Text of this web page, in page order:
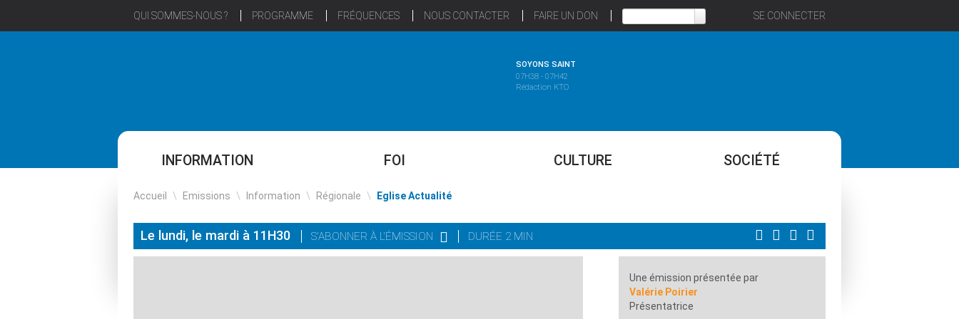
QUI SOMMES-NOUS ? PROGRAMME FRÉQUENCES NOUS CONTACTER FAIRE UN DON SE CONNECTER
SOYONS SAINT
07H38 - 07H42
Rédaction KTO
INFORMATION FOI CULTURE SOCIÉTÉ
Accueil \ Emissions \ Information \ Régionale \ Eglise Actualité
Le lundi, le mardi à 11H30 S'ABONNER À L'ÉMISSION DURÉE 2 MIN
Une émission présentée par
Valérie Poirier
Présentatrice